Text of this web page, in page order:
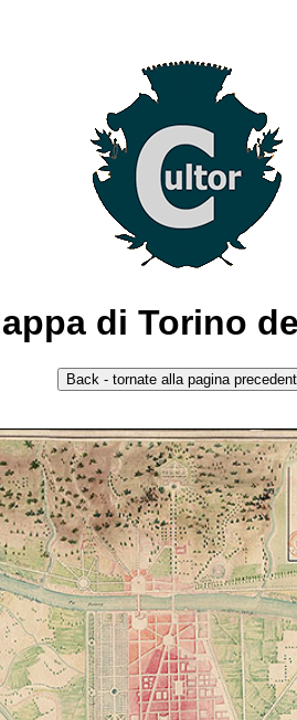
di Torino